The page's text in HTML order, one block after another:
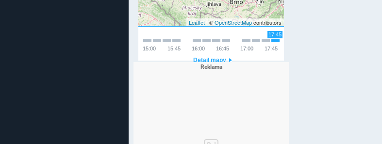
Leaflet | ©OpenStreetMapcontributors
17:45
17:45
17:00
16:45
16:00
15:45
15:00
Detail mapy